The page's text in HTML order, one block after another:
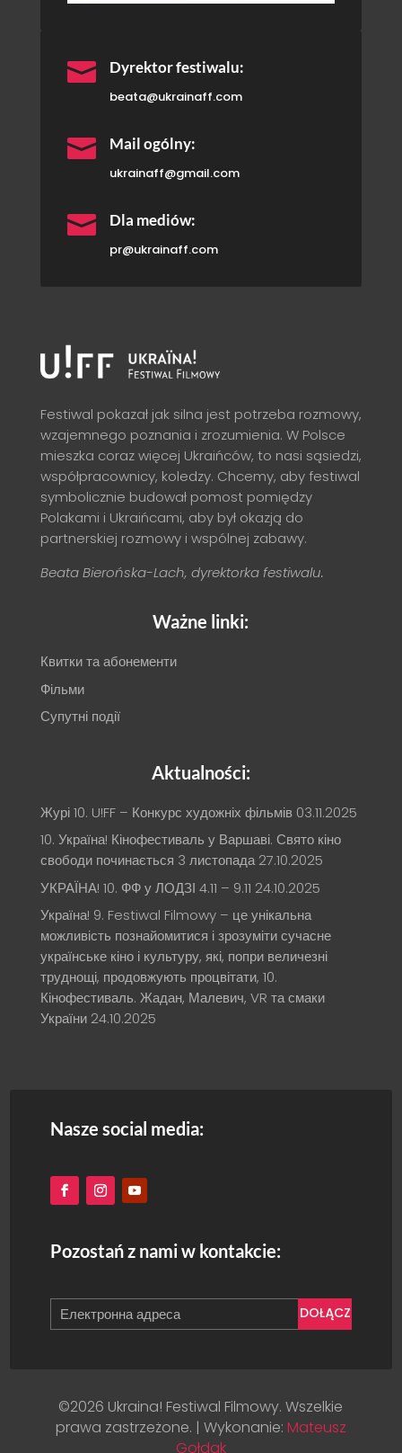
 Dyrektor festiwalu:
beata@ukrainaff.com
 Mail ogólny:
ukrainaff@gmail.com
 Dla mediów:
pr@ukrainaff.com
Festiwal pokazał jak silna jest potrzeba rozmowy,
wzajemnego poznania i zrozumienia. W Polsce
mieszka coraz więcej Ukraińców, to nasi sąsiedzi,
współpracownicy, koledzy. Chcemy, aby festiwal
symbolicznie budował pomost pomiędzy
Polakami i Ukraińcami, aby był okazją do
partnerskiej rozmowy i wspólnej zabawy.
Beata Bierońska-Lach, dyrektorka festiwalu.
Ważne linki:
Квитки та абонементи
Фільми
Супутні події
Aktualności:
Журі 10. U!FF – Конкурс художніх фільмів 03.11.2025
10. Україна! Кінофестиваль у Варшаві. Свято кіно
свободи починається 3 листопада 27.10.2025
УКРАЇНА! 10. ФФ у ЛОДЗІ 4.11 – 9.11 24.10.2025
Україна! 9. Festiwal Filmowy – це унікальна
можливість познайомитися і зрозуміти сучасне
українське кіно і культуру, які, попри величезні
труднощі, продовжують процвітати, 10.
Кінофестиваль. Жадан, Малевич, VR та смаки
України 24.10.2025
Nasze social media:
Pozostań z nami w kontakcie:
DOŁĄCZ
©2026 Ukraina! Festiwal Filmowy. Wszelkie
prawa zastrzeżone. | Wykonanie: Mateusz
Gołdak